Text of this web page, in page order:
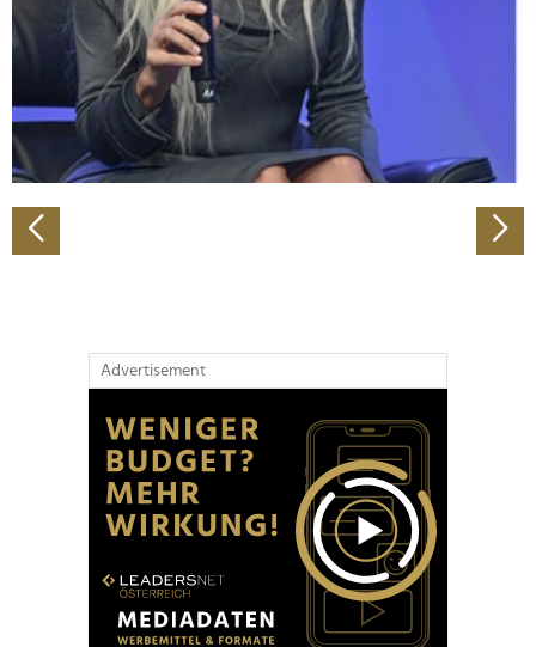
Abschnitt Einzelheiten fest.
Wir verwenden Cookies, um Inhalte und Anzeigen zu
personalisieren, Funktionen für soziale Medien anbieten
zu können und die Zugriffe auf unsere Website zu
analysieren. Außerdem geben wir Informationen zu Ihrer
Verwendung unserer Website an unsere Partner für
soziale Medien, Werbung und Analysen weiter. Unsere
Partner führen diese Informationen möglicherweise mit
Advertisement